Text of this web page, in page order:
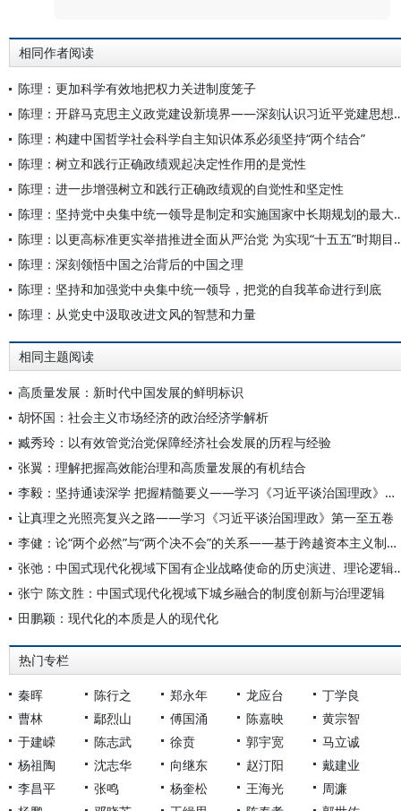
相同作者阅读
陈理：更加科学有效地把权力关进制度笼子
陈理：开辟马克思主义政党建
陈理：构建中国哲学社会科学自主知识体系必须坚持“两个结合”
陈理：树立和践行正确政绩观起决定性作用的是党性
陈理：进一步增强树立和践行正确政绩观的自觉性和坚定性
陈理：坚持党中央集中统一领
陈理：以更高标准更实举措推进全面
陈理：深刻领悟中国之治背后的中国之理
陈理：坚持和加强党中央集中统一领导，把党的自我革命进行到底
陈理：从党史中汲取改进文风的智慧和力量
相同主题阅读
高质量发展：新时代中国发展的鲜明标识
胡怀国：社会主义市场经济的政治经济学解析
臧秀玲：以有效管党治党保障经济社会发展的历程与经验
张翼：理解把握高效能治理和高质量发展的有机结合
李毅：坚持通读深学 把握精髓要义——学习《习近平谈治国理政》第一至五卷
让真理之光照亮复兴之路——学习《习近平谈治国理政》第一至五卷
李健：论“两个必然”与“两个决不会”的关系——基于跨越资本主义制度“卡夫丁峡谷”设想的反思
张弛：中国式现代化视域下国有
张宁 陈文胜：中国式现代化视域下城乡融合的制度创新与治理逻辑
田鹏颖：现代化的本质是人的现代化
热门专栏
秦晖 陈行之 郑永年 龙应台
丁学良
曹林
鄢烈山 傅国涌 陈嘉映
黄宗智
于建嵘
陈志武 徐贲 郭宇宽
马立诚
杨祖陶
沈志华 向继东 赵汀阳
戴建业
李昌平
张鸣 杨奎松 王海光
周濂